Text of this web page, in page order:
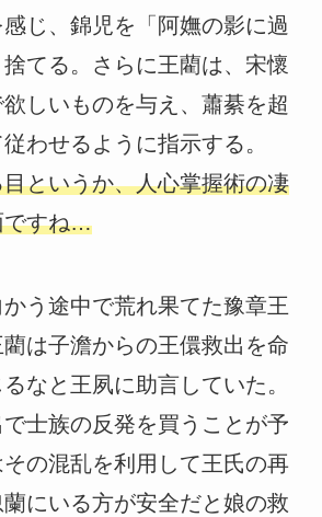
じ、錦児を「阿嫵の影に過
てる。さらに王藺は、宋懷
しいものを与え、蕭綦を超
わせるように指示する。
というか、人心掌握術の凄
ですね…
う途中で荒れ果てた豫章王
は子澹からの王儇救出を命
なと王夙に助言していた。
士族の反発を買うことが予
の混乱を利用して王氏の再
にいる方が安全だと娘の救